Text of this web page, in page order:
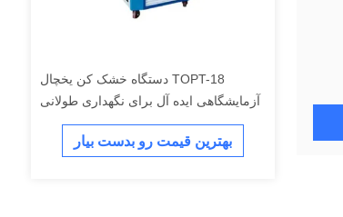
TOPT-18 دستگاه خشک کن یخچال
آزمایشگاهی ایده آل برای نگهداری طولانی
مدت
بهترین قیمت رو بدست بیار